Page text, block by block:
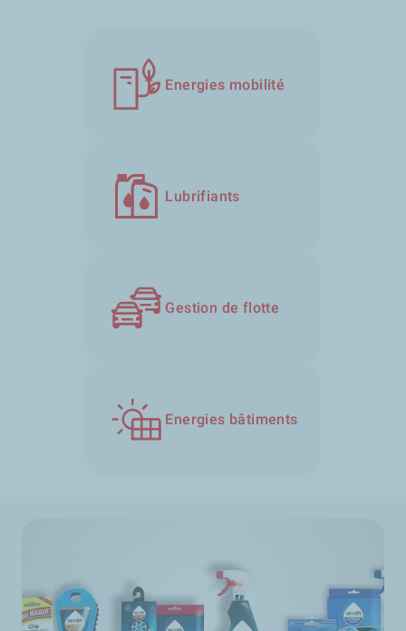
Energies mobilité
Lubrifiants
Gestion de flotte
Energies bâtiments